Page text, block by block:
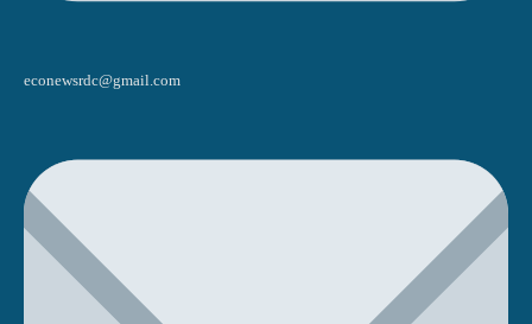
econewsrdc@gmail.com